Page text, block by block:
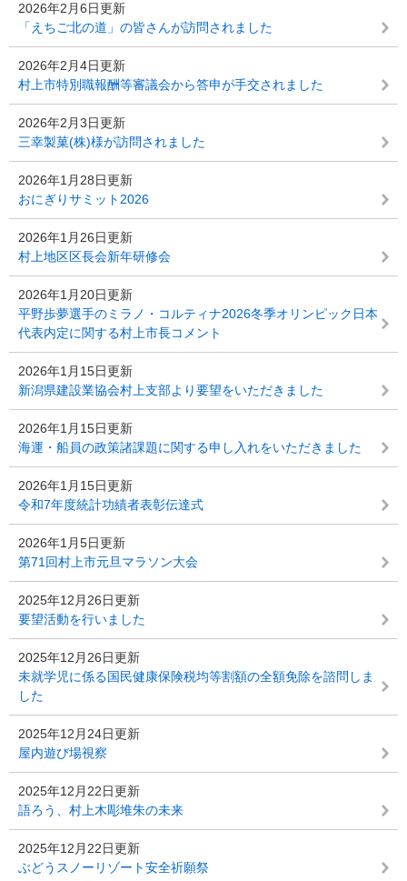
2026年2月6日更新
「えちご北の道」の皆さんが訪問されました
2026年2月4日更新
村上市特別職報酬等審議会から答申が手交されました
2026年2月3日更新
三幸製菓(株)様が訪問されました
2026年1月28日更新
おにぎりサミット2026
2026年1月26日更新
村上地区区長会新年研修会
2026年1月20日更新
平野歩夢選手のミラノ・コルティナ2026冬季オリンピック日本
代表内定に関する村上市長コメント
2026年1月15日更新
新潟県建設業協会村上支部より要望をいただきました
2026年1月15日更新
海運・船員の政策諸課題に関する申し入れをいただきました
2026年1月15日更新
令和7年度統計功績者表彰伝達式
2026年1月5日更新
第71回村上市元旦マラソン大会
2025年12月26日更新
要望活動を行いました
2025年12月26日更新
未就学児に係る国民健康保険税均等割額の全額免除を諮問しま
した
2025年12月24日更新
屋内遊び場視察
2025年12月22日更新
語ろう、村上木彫堆朱の未来
2025年12月22日更新
ぶどうスノーリゾート安全祈願祭